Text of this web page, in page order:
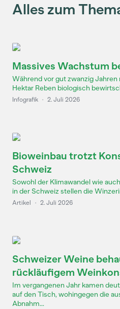
Alles zum
Massives Wachstum
Während vor gut zwanzig
Hektar Reben biologisch
Infografik · 2. Juli 2026
Bioweinbau trotzt
Schweiz
Sowohl der Klimawandel wie
in der Schweiz stellen die
Artikel · 2. Juli 2026
Schweizer Weine
rückläufigem
Im vergangenen Jahr kamen
auf den Tisch, wohingegen die
Abnahm...